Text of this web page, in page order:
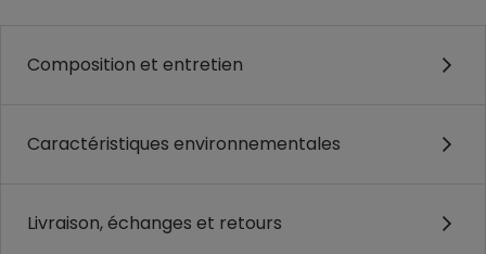
Composition et entretien
Caractéristiques environnementales
Livraison, échanges et retours